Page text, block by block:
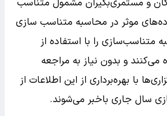
و مستمری‌بگیران مشمول متناسب
در سال ۱۴۰۵، داده‌های موثر در محاسبه متناسب سازی
را با استفاده از
و بدون نیاز به مراجعه
با بهره‌برداری از این اطلاعات از
سال جاری باخبر می‌شوند.